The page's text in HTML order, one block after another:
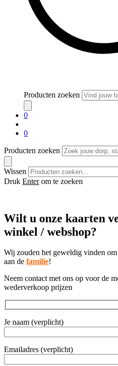
Producten zoeken
0
0
Producten zoeken
Wissen
Druk Enterom te zoeken
Wilt u onze kaarten
winkel / webshop?
Wij zouden het geweldig vinden
aan de familie!
Neem contact met ons op voor de
wederverkoop prijzen
Je naam (verplicht)
Emailadres (verplicht)